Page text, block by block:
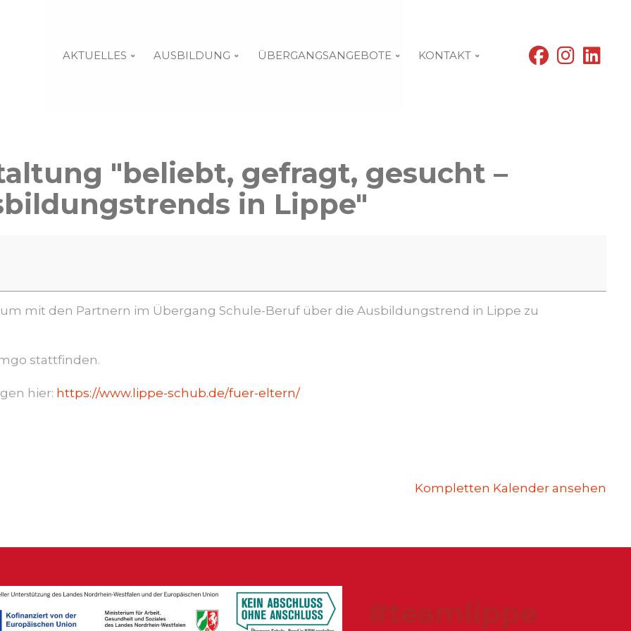
AKTUELLES AUSBILDUNG ÜBERGANGSANGEBOTE KONTAKT
fab
fa-
fab
fa-
fab
fa-
"beliebt, gefragt, gesucht –
in Lippe"
mit den Partnern im Übergang Schule-Beruf über die Ausbildungstrend in Lippe zu
stattfinden.
hier: https://www.lippe-schub.de/fuer-eltern/
Kompletten Kalender ansehen
#teamlippe